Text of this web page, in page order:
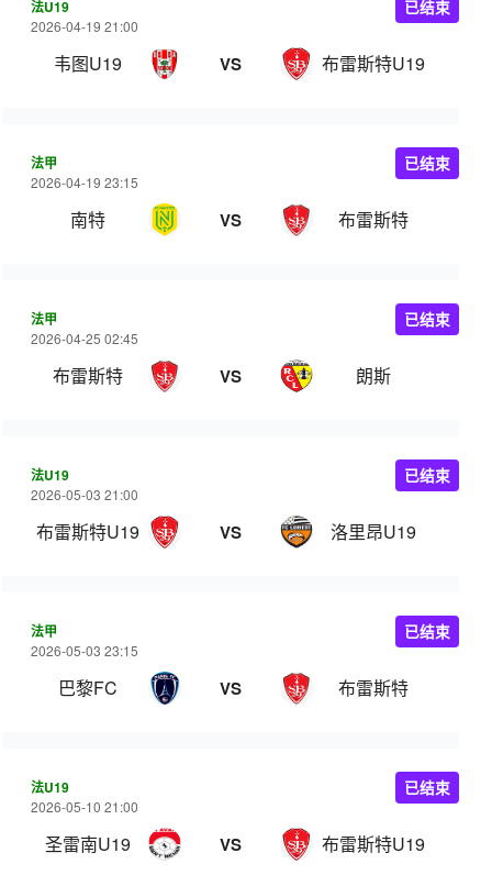
法U19
2026-04-19 21:00
韦图U19 VS 布雷斯特U19
已结束
法甲
2026-04-19 23:15
南特 VS 布雷斯特
已结束
法甲
2026-04-25 02:45
布雷斯特 VS 朗斯
已结束
法U19
2026-05-03 21:00
布雷斯特U19 VS 洛里昂U19
已结束
法甲
2026-05-03 23:15
巴黎FC VS 布雷斯特
已结束
法U19
2026-05-10 21:00
圣雷南U19 VS 布雷斯特U19
已结束